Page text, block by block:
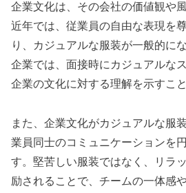
企業文化は、その会社の価値観や
近年では、従業員の自由な表現を
り、カジュアルな服装が一般的に
企業では、面接時にカジュアルな
企業の文化に対する理解を示すこ
また、企業文化がカジュアルな服
業員同士のコミュニケーションを
す。堅苦しい服装ではなく、リラ
励されることで、チームの一体感